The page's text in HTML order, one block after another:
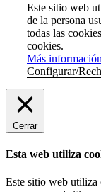
Este sitio web
de la persona
todas las
cookies.
Más información
Configurar/
Cerrar
Esta web utiliza
Este sitio web utiliza